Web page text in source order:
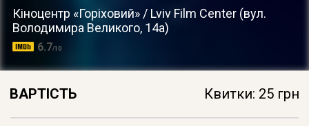
Кіноцентр «Горіховий» / Lviv Film Center (вул.
Володимира Великого, 14а)
6.7/10
ВАРТІСТЬ Квитки: 25 грн